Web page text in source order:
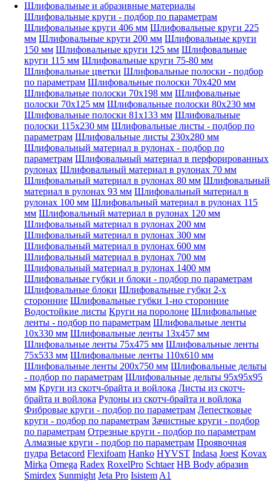
Шлифовальные и абразивные материалы
Шлифовальные круги - подбор по параметрам
Шлифовальные круги 406 мм Шлифовальные круги 225
мм Шлифовальные круги 200 мм Шлифовальные круги
150 мм Шлифовальные круги 125 мм Шлифовальные
круги 115 мм Шлифовальные круги 75-80 мм
Шлифовальные цветки Шлифовальные полоски - подбор
по параметрам Шлифовальные полоски 70x420 мм
Шлифовальные полоски 70x198 мм Шлифовальные
полоски 70x125 мм Шлифовальные полоски 80x230 мм
Шлифовальные полоски 81x133 мм Шлифовальные
полоски 115x230 мм Шлифовальные листы - подбор по
параметрам Шлифовальные листы 230x280 мм
Шлифовальный материал в рулонах - подбор по
параметрам Шлифовальный материал в перфорированных
рулонах Шлифовальный материал в рулонах 70 мм
Шлифовальный материал в рулонах 80 мм Шлифовальный
материал в рулонах 93 мм Шлифовальный материал в
рулонах 100 мм Шлифовальный материал в рулонах 115
мм Шлифовальный материал в рулонах 120 мм
Шлифовальный материал в рулонах 200 мм
Шлифовальный материал в рулонах 300 мм
Шлифовальный материал в рулонах 600 мм
Шлифовальный материал в рулонах 700 мм
Шлифовальный материал в рулонах 1400 мм
Шлифовальные губки и блоки - подбор по параметрам
Шлифовальные блоки Шлифовальные губки 2-х
сторонние Шлифовальные губки 1-но сторонние
Водостойкие листы Круги на поролоне Шлифовальные
ленты - подбор по параметрам Шлифовальные ленты
10x330 мм Шлифовальные ленты 13x457 мм
Шлифовальные ленты 75x475 мм Шлифовальные ленты
75x533 мм Шлифовальные ленты 110x610 мм
Шлифовальные ленты 200x750 мм Шлифовальные дельты
- подбор по параметрам Шлифовальные дельты 95x95x95
мм Круги из скотч-брайта и войлока Листы из скотч-
брайта и войлока Рулоны из скотч-брайта и войлока
Фибровые круги - подбор по параметрам Лепестковые
круги - подбор по параметрам Зачистные круги - подбор
по параметрам Отрезные круги - подбор по параметрам
Алмазные круги - подбор по параметрам Проявочная
пудра Betacord Flexifoam Hanko HYVST Indasa Joest Kovax
Mirka Omega Radex RoxelPro Schtaer HB Body абразив
Smirdex Sunmight Jeta Pro Isistem A1